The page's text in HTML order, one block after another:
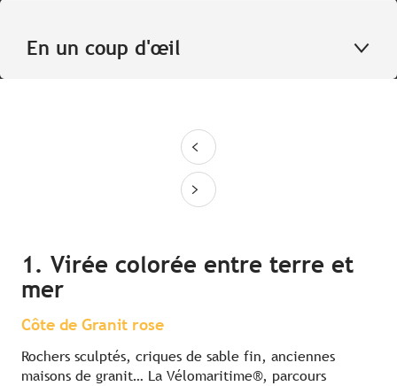
En un coup d'œil
1. Virée colorée entre terre et
mer
Côte de Granit rose
Rochers sculptés, criques de sable fin, anciennes
maisons de granit… La Vélomaritime®, parcours